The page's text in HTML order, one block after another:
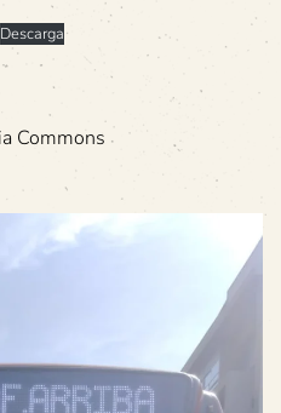
Descarga
Commons